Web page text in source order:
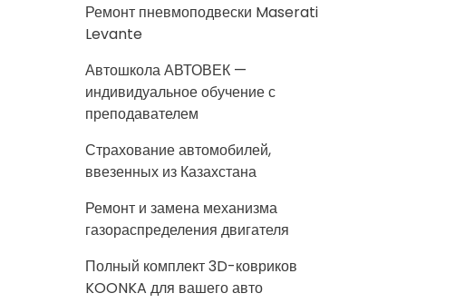
Ремонт пневмоподвески Maserati
Levante
Автошкола АВТОВЕК —
индивидуальное обучение с
преподавателем
Страхование автомобилей,
ввезенных из Казахстана
Ремонт и замена механизма
газораспределения двигателя
Полный комплект 3D-ковриков
KOONKA для вашего авто